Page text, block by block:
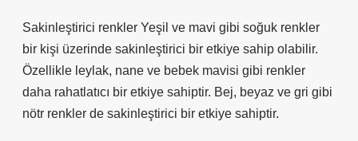
Sakinleştirici renkler Yeşil ve mavi gibi soğuk renkler
bir kişi üzerinde sakinleştirici bir etkiye sahip olabilir.
Özellikle leylak, nane ve bebek mavisi gibi renkler
daha rahatlatıcı bir etkiye sahiptir. Bej, beyaz ve gri gibi
nötr renkler de sakinleştirici bir etkiye sahiptir.